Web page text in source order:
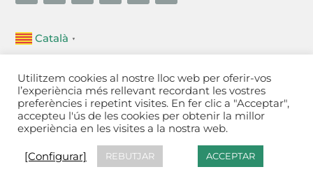
Català ▼
Unió Empresarial de l’Anoia (UEA)
Ctra. de Manresa, 131, 08700 – Igualada(Barcelona)
Tel 93 805 22 92
Contactar
de cookies [Configurar]
Fet a Igualada per Aladetres
Utilitzem cookies al nostre lloc web per oferir-vos
l’experiència més rellevant recordant les vostres
preferències i repetint visites. En fer clic a "Acceptar",
accepteu l'ús de les cookies per obtenir la millor
experiència en les visites a la nostra web.
[Configurar] REBUTJAR ACCEPTAR